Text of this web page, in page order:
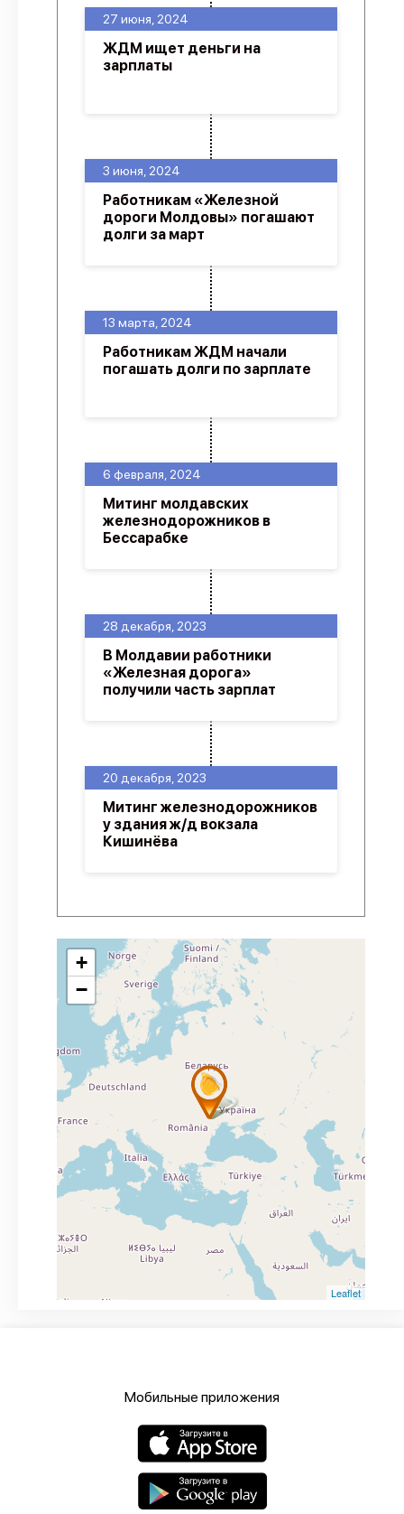
20 декабря, 2023
Митинг железнодорожников
у здания ж/д вокзала
Кишинёва
28 декабря, 2023
В Молдавии работники
«Железная дорога»
получили часть зарплат
6 февраля, 2024
Митинг молдавских
железнодорожников в
Бессарабке
13 марта, 2024
Работникам ЖДМ начали
погашать долги по зарплате
3 июня, 2024
Работникам «Железной
дороги Молдовы» погашают
долги за март
27 июня, 2024
ЖДМ ищет деньги на
зарплаты
+
−
Leaflet
Мобильные приложения